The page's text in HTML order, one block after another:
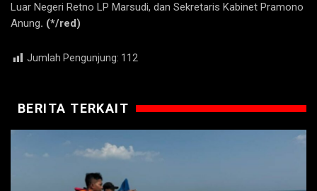
Luar Negeri Retno LP Marsudi, dan Sekretaris Kabinet Pramono
Anung. (*/red)
Jumlah Pengunjung: 112
BERITA TERKAIT